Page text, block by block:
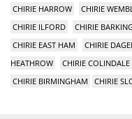
CHIRIE HARROW CHIRIE
CHIRIE ILFORD
CHIRIE
CHIRIE EAST HAM
CHIRIE
HEATHROW
CHIRIE COLINDALE
CHIRIE BIRMINGHAM
CHIRIE